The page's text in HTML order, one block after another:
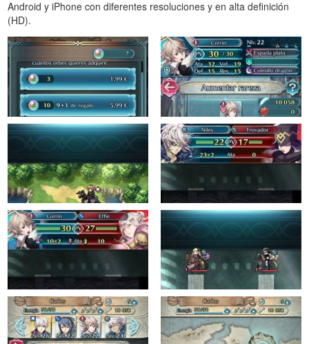
Android y iPhone con diferentes resoluciones y en alta definición
(HD).